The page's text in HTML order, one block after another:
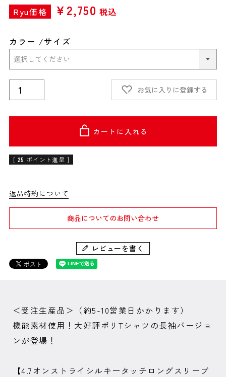
Ryu価格 ¥2,750 税込
カラー サイズ
お気に入りに登録する
カートに入れる
[ 25 ポイント進呈 ]
返品特約について
商品についてのお問い合わせ
レビューを書く
＜受注生産品＞（約5-10営業日かかります）
機能素材使用！大好評ポリTシャツの長袖バージョ
ンが登場！
【4.7オンストライシルキータッチロングスリーブ